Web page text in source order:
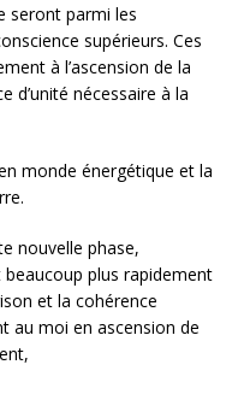
seront parmi les
supérieurs. Ces
à l’ascension de la
d’unité nécessaire à la
monde énergétique et la
nouvelle phase,
beaucoup plus rapidement
et la cohérence
au moi en ascension de